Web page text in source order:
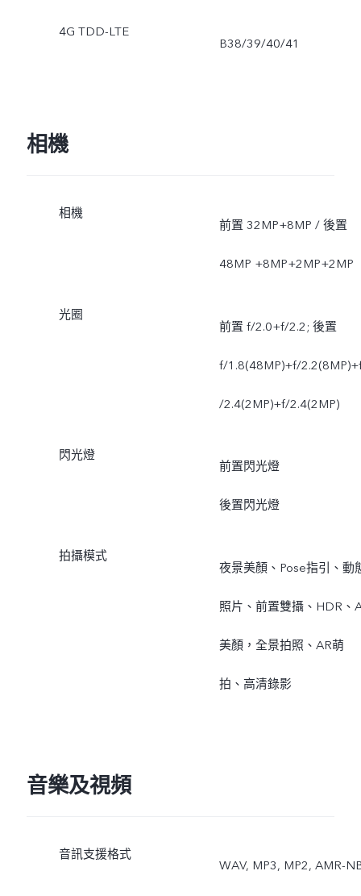
4G TDD-LTE
B38/39/40/41
相機
相機
前置 32MP+8MP / 後置
48MP +8MP+2MP+2MP
光圈
前置 f/2.0+f/2.2; 後置
f/1.8(48MP)+f/
/2.4(2MP)+f/2.4(2MP)
閃光燈
前置閃光燈
後置閃光燈
拍攝模式
夜景美顏、Pose指引、動
照片、前置雙攝、HDR、
美顏，全景拍照、AR萌
拍、高清錄影
音樂及視頻
音訊支援格式
WAV, MP3, MP2, AMR-